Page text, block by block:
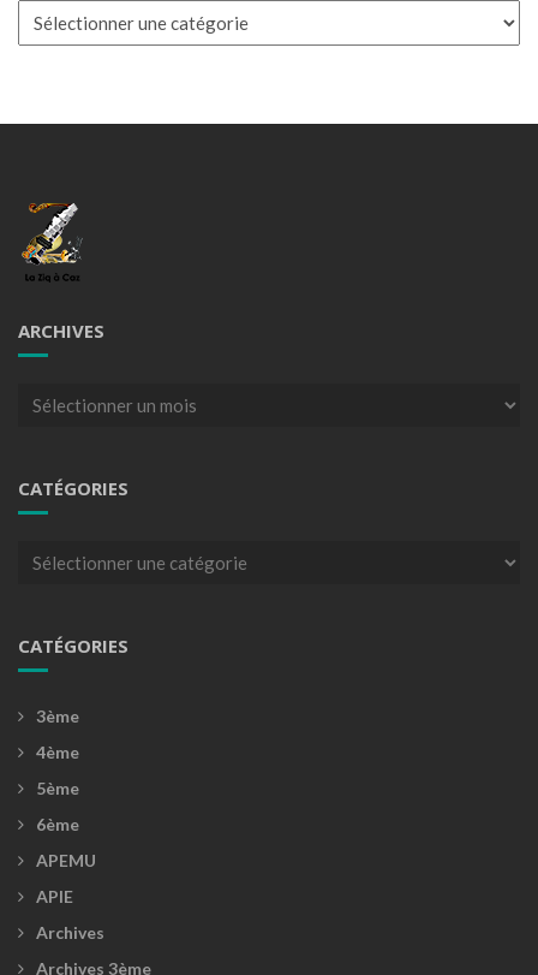
ARCHIVES
Archives
CATÉGORIES
Catégories
CATÉGORIES
3ème
4ème
5ème
6ème
APEMU
APIE
Archives
Archives 3ème